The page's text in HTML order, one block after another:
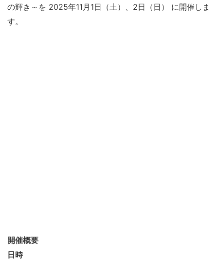
の輝き～を 2025年11月1日（土）、2日（日） に開催しま
す。
開催概要
日時